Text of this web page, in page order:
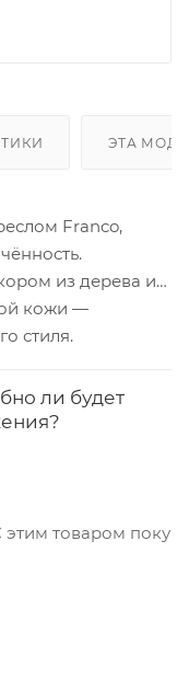
ЭТА
Franco,
из дерева и
кожи —
стиля.
ли будет
— 48 см, а
можно
кресло
этим товаром